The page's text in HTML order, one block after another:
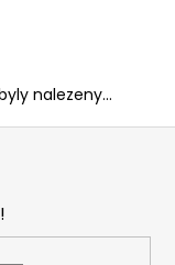
nalezeny...